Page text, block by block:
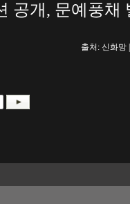
공개, 문예풍채
출처: 신화망